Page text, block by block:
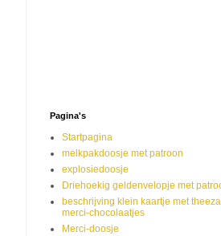
Pagina's
Startpagina
melkpakdoosje met patroon
explosiedoosje
Driehoekig geldenvelopje met
beschrijving klein kaartje met
merci-chocolaatjes
Merci-doosje